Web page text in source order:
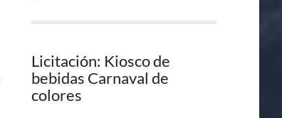
Licitación: Kiosco de
bebidas Carnaval de
colores